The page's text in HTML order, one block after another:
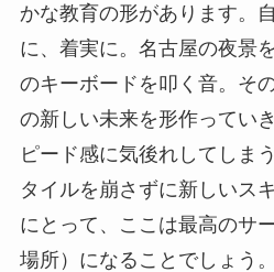
かな教育の形があります。
に、着実に。名古屋の夜景
のキーボードを叩く音。そ
の新しい未来を形作ってい
ピード感に気後れしてしま
タイルを崩さずに新しいス
にとって、ここは最高のサ
場所）になることでしょう。